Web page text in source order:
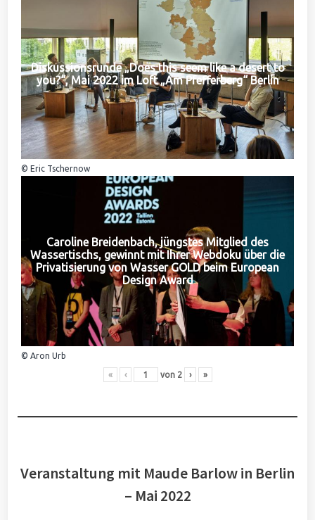
Diskussionsrunde „Does this seem like a desert to
you?“, Mai 2022 im Loft „Am Pfefferberg“ Berlin
© Eric Tschernow
Caroline Breidenbach, jüngstes Mitglied des
Wassertischs, gewinnt mit Ihrer Webdoku über die
Privatisierung von Wasser GOLD beim European
Design Award
© Aron Urb
« ‹ von 2 › »
Veranstaltung mit Maude Barlow in Berlin
– Mai 2022